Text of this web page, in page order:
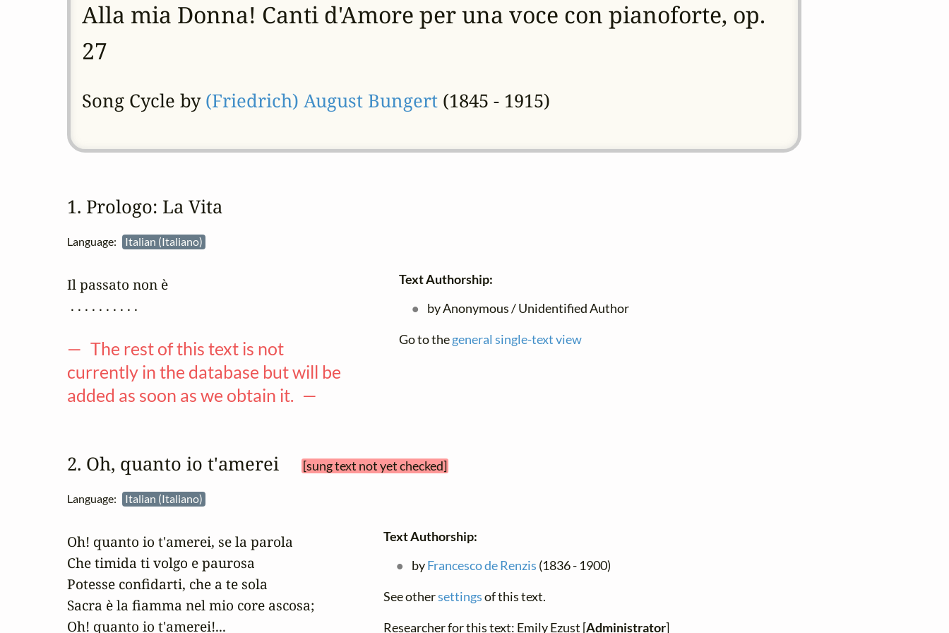
Alla mia Donna! Canti d'Amore per una voce con pianoforte, op.
27
Song Cycle by (Friedrich) August Bungert(1845 - 1915)
1. Prologo: La Vita
Language: Italian (Italiano)
Il passato non è
. . . . . . . . . .
— The rest of this text is not
currently in the database but will be
added as soon as we obtain it. —
Text Authorship:
by Anonymous / Unidentified Author
Go to thegeneral single-text view
2. Oh, quanto io t'amerei [sung text not yet checked]
Language: Italian (Italiano)
Oh! quanto io t'amerei, se la parola
Che timida ti volgo e paurosa
Potesse confidarti, che a te sola
Sacra è la fiamma nel mio core ascosa;
Oh! quanto io t'amerei!...
Text Authorship:
byFrancesco de Renzis (1836 - 1900)
See othersettingsof this text.
Researcher for this text: Emily Ezust [Administrator]